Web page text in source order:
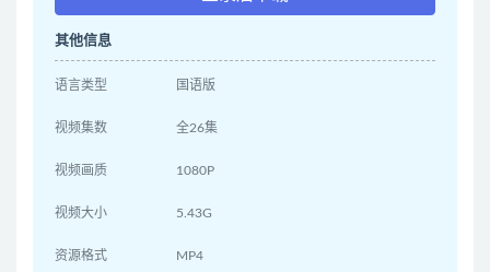
其他信息
语言类型 国语版
视频集数 全26集
视频画质 1080P
视频大小 5.43G
资源格式 MP4